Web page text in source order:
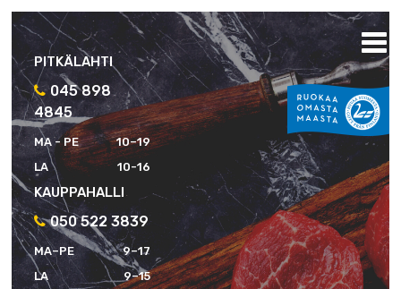
PITKÄLAHTI
045 898
4845
MA - PE
10–19
LA
10-16
KAUPPAHALLI
050 522 3839
MA–PE
9–17
LA
9–15